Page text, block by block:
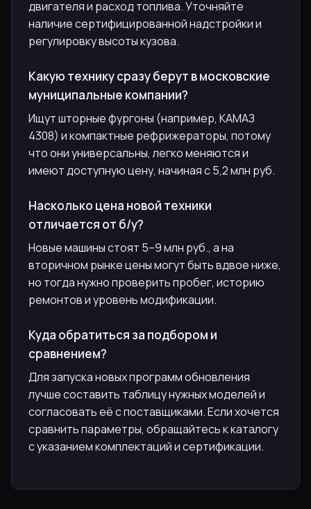
двигателя и расход топлива. Уточняйте
наличие сертифицированной надстройки и
регулировку высоты кузова.
Какую технику сразу берут в московские
муниципальные компании?
Ищут шторные фургоны (например, КАМАЗ
4308) и компактные рефрижераторы, потому
что они универсальны, легко меняются и
имеют доступную цену, начиная с 5,2 млн руб.
Насколько цена новой техники
отличается от б/у?
Новые машины стоят 5–9 млн руб., а на
вторичном рынке цены могут быть вдвое ниже,
но тогда нужно проверить пробег, историю
ремонтов и уровень модификации.
Куда обратиться за подбором и
сравнением?
Для запуска новых программ обновления
лучше составить таблицу нужных моделей и
согласовать её с поставщиками. Если хочется
сравнить параметры, обращайтесь к каталогу
с указанием комплектаций и сертификации.